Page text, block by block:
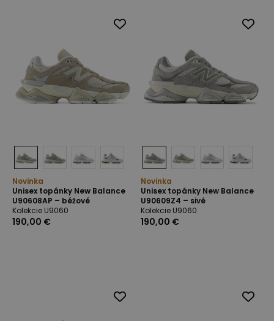
Novinka
Unisex topánky New Balance
U90608AP – béžové
Kolekcie U9060
190,00 €
Novinka
Unisex topánky New Balance
U90609Z4 – sivé
Kolekcie U9060
190,00 €